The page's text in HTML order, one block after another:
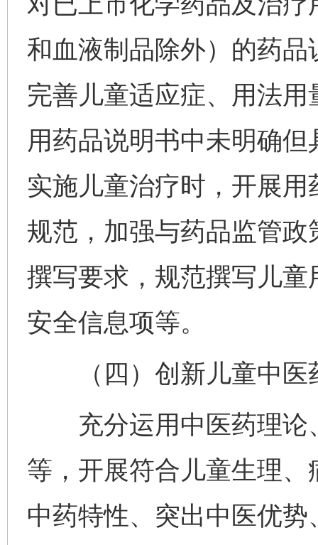
和血液制品除外）的药
完善儿童适应症、用法
用药品说明书中未明确
实施儿童治疗时，开展
规范，加强与药品监管
撰写要求，规范撰写儿
安全信息项等。
（四）创新儿童中医
充分运用中医药理论
等，开展符合儿童生理
中药特性、突出中医优